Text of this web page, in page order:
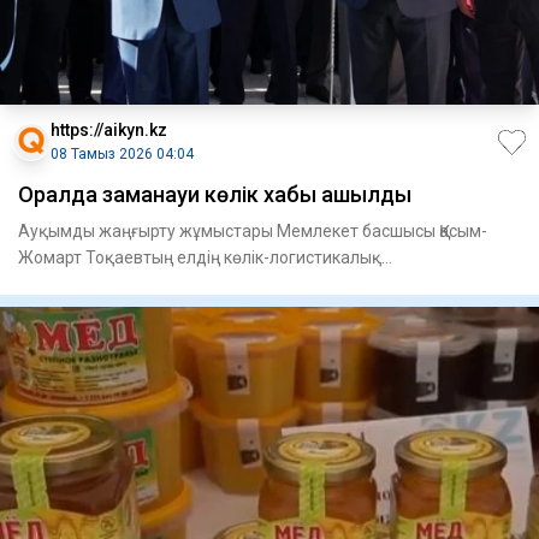
https://aikyn.kz
08 Тамыз 2026 04:04
Оралда заманауи көлік хабы ашылды
Ауқымды жаңғырту жұмыстары Мемлекет басшысы Қасым-
Жомарт Тоқаевтың елдің көлік-логистикалық